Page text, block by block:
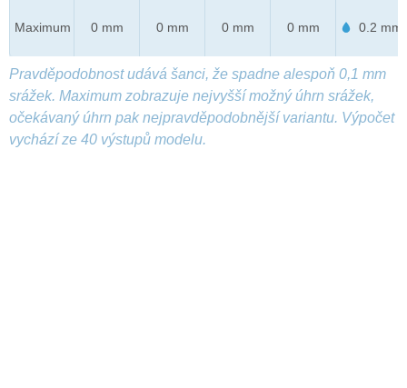
Maximum 0 mm 0 mm 0 mm 0 mm 0.2 mm
Pravděpodobnost udává šanci, že spadne alespoň 0,1 mm
srážek. Maximum zobrazuje nejvyšší možný úhrn srážek,
očekávaný úhrn pak nejpravděpodobnější variantu. Výpočet
vychází ze 40 výstupů modelu.